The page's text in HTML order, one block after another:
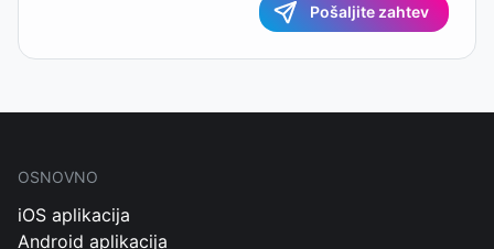
Pošaljite zahtev
OSNOVNO
iOS aplikacija
Android aplikacija